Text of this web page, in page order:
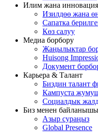
Илим жана инновация
Изилдөө жана
Сапатка
Көз салуу
Медиа борбору
Жаңылыктар
Huisong
Документ
Карьера & Талант
Биздин талант
Кампуста
Социалдык
Биз менен
Азыр сураңыз
Global Presence